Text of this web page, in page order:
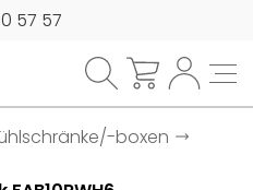
57 57
boxen